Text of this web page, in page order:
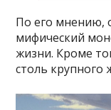
По его мнению,
мифический
жизни. Кроме
столь крупного